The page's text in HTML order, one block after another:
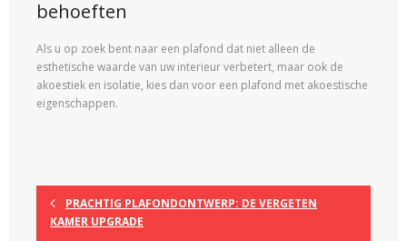
behoeften
Als u op zoek bent naar een plafond dat niet alleen de
esthetische waarde van uw interieur verbetert, maar ook de
akoestiek en isolatie, kies dan voor een plafond met akoestische
eigenschappen.
PRACHTIG PLAFONDONTWERP: DE VERGETEN
KAMER UPGRADE